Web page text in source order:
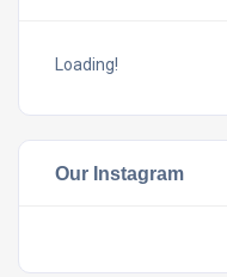
Loading!
Our Instagram